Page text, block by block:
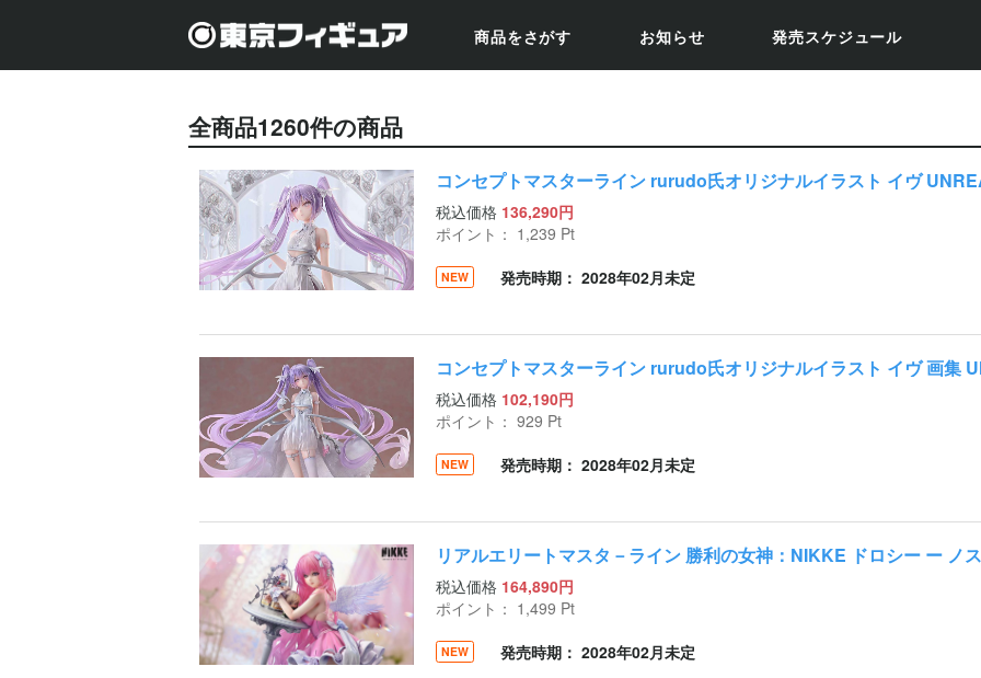
商品をさがす お知らせ 発売スケジュール
全商品1260件の商品
コンセプトマスターライン rurudo氏オリジナルイラスト イヴ
税込価格 136,290円
ポイント： 1,239 Pt
NEW 発売時期： 2028年02月未定
コンセプトマスターライン rurudo氏オリジナルイラスト イヴ 画集
税込価格 102,190円
ポイント： 929 Pt
NEW 発売時期： 2028年02月未定
リアルエリートマスタ－ライン 勝利の女神：NIKKE ドロシー ー ノ
税込価格 164,890円
ポイント： 1,499 Pt
NEW 発売時期： 2028年02月未定